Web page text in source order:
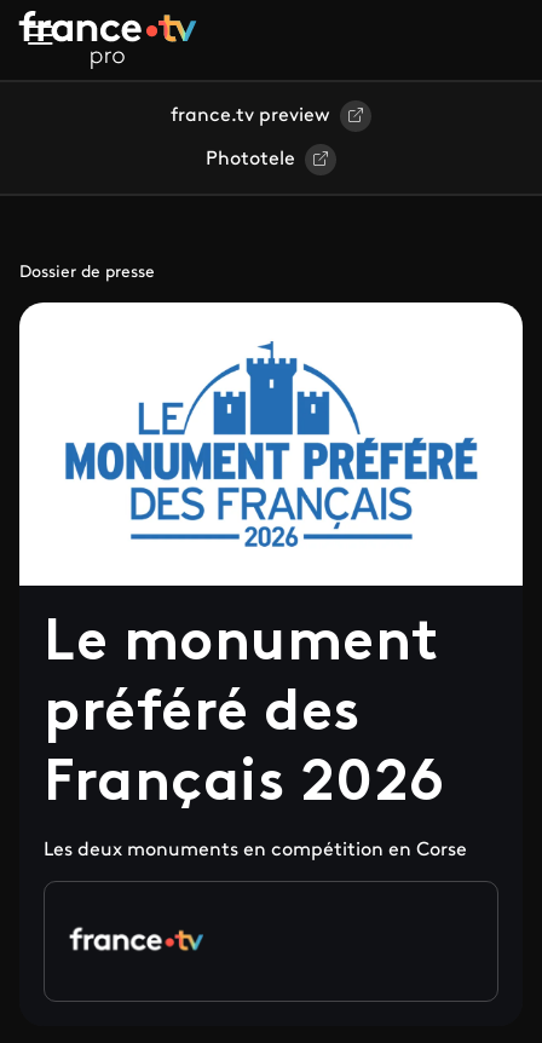
Aller au contenu principal
france.tv preview
Phototele
Dossier de presse
Le monument
préféré des
Français 2026
Les deux monuments en compétition en Corse